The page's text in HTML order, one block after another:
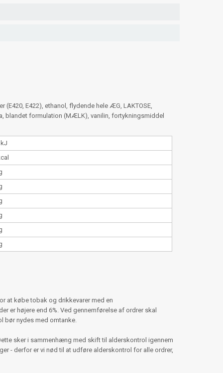
E422), ethanol, flydende hele ÆG, LAKTOSE,
blandet formulation (MÆLK), vanilin, fortykningsmiddel
at købe tobak og drikkevarer med en
er højere end 6%. Ved gennemførelse af ordrer skal
nydes med omtanke.
sker i sammenhæng med skift til alderskontrol igennem
- derfor er vi nød til at udføre alderskontrol for alle ordrer,